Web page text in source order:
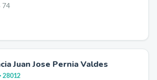
74
Juan Jose Pernia Valdes
· 28012